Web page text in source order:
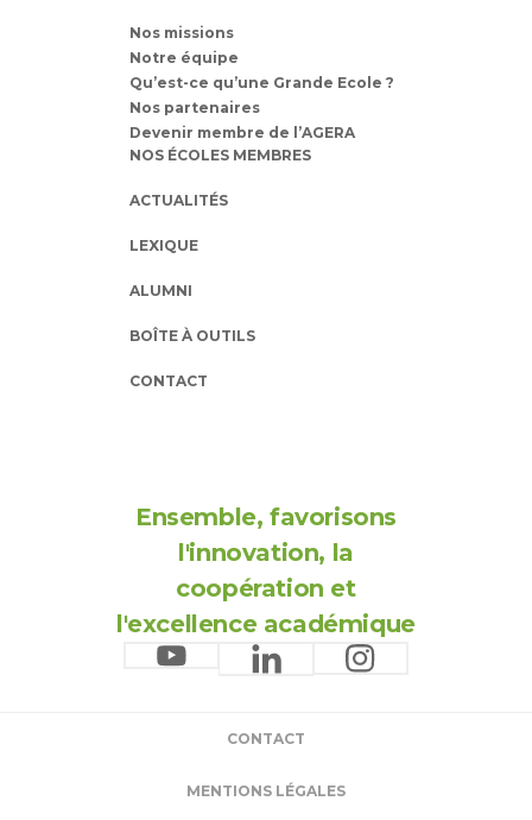
Nos missions
Notre équipe
Qu’est-ce qu’une Grande Ecole ?
Nos partenaires
Devenir membre de l’AGERA
NOS ÉCOLES MEMBRES
ACTUALITÉS
LEXIQUE
ALUMNI
BOÎTE À OUTILS
CONTACT
Ensemble, favorisons
l'innovation, la
coopération et
l'excellence académique
CONTACT
MENTIONS LÉGALES